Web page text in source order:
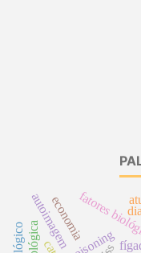
poisoning
autoimagemfatores
economia